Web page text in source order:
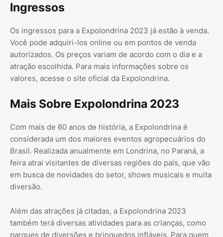
Ingressos
Os ingressos para a Expolondrina 2023 já estão à venda.
Você pode adquiri-los online ou em pontos de venda
autorizados. Os preços variam de acordo com o dia e a
atração escolhida. Para mais informações sobre os
valores, acesse o site oficial da Expolondrina.
Mais Sobre Expolondrina 2023
Com mais de 60 anos de história, a Expolondrina é
considerada um dos maiores eventos agropecuários do
Brasil. Realizada anualmente em Londrina, no Paraná, a
feira atrai visitantes de diversas regiões do país, que vão
em busca de novidades do setor, shows musicais e muita
diversão.
Além das atrações já citadas, a Expolondrina 2023
também terá diversas atividades para as crianças, como
parques de diversões e brinquedos infláveis. Para quem